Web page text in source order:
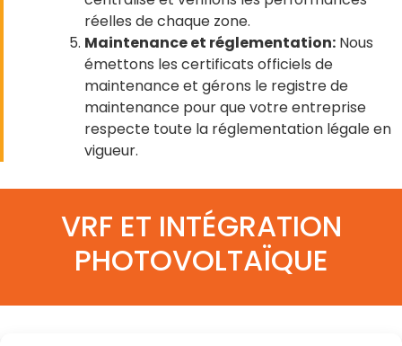
réelles de chaque zone.
Maintenance et réglementation: Nous
émettons les certificats officiels de
maintenance et gérons le registre de
maintenance pour que votre entreprise
respecte toute la réglementation légale en
vigueur.
VRF ET INTÉGRATION
PHOTOVOLTAÏQUE